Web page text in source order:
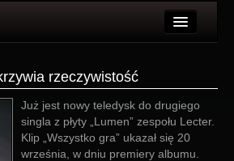
rzeczywistość
Już jest nowy teledysk do drugiego
singla z płyty „Lumen” zespołu Lecter.
Klip „Wszystko gra” ukazał się 20
września, w dniu premiery albumu.